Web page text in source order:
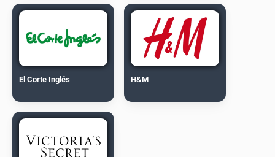
El Corte Inglés H&M